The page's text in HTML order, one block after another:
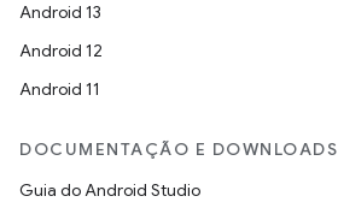
Android 13
Android 12
Android 11
DOCUMENTAÇÃO E DOWNLOADS
Guia do Android Studio